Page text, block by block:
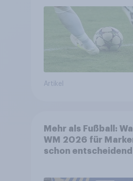
Artikel
Mehr als Fußball:
WM 2026 für
schon